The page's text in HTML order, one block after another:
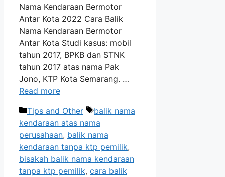
Nama Kendaraan Bermotor
Antar Kota 2022 Cara Balik
Nama Kendaraan Bermotor
Antar Kota Studi kasus: mobil
tahun 2017, BPKB dan STNK
tahun 2017 atas nama Pak
Jono, KTP Kota Semarang. …
Read more
Categories
Tips and Other Tags
balik nama
kendaraan atas nama
perusahaan, balik nama
kendaraan tanpa ktp pemilik,
bisakah balik nama kendaraan
tanpa ktp pemilik, cara balik